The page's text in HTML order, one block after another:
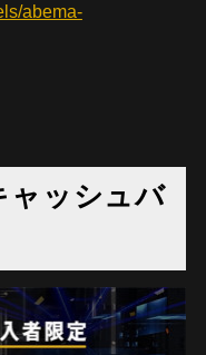
abema-
ャッシュバ